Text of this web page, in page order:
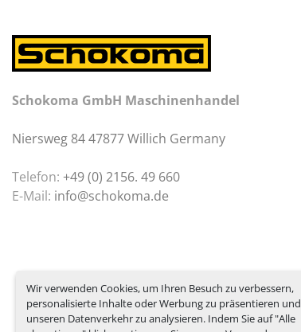
Wir verwenden Cookies, um Ihren Besuch zu verbessern,
personalisierte Inhalte oder Werbung zu präsentieren und
unseren Datenverkehr zu analysieren. Indem Sie auf "Alle
Schokoma GmbH Maschinenhandel
Niersweg 84 47877 Willich Germany
Telefon: +49 (0) 2156. 49 660
E-Mail: info@schokoma.de